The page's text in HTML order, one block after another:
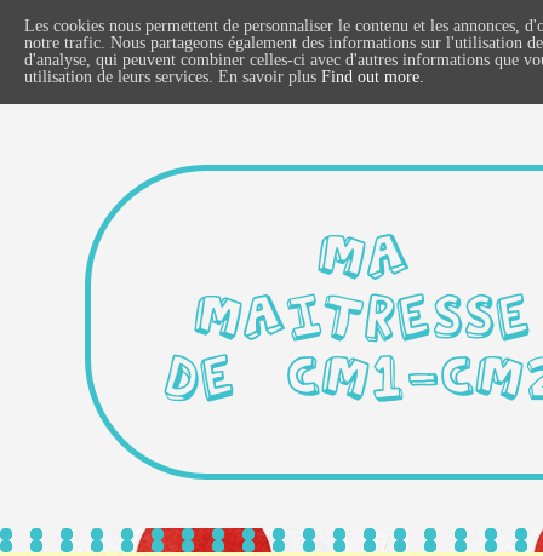
MA
MAITRESSE
DE CM1-
Les cookies nous permettent de personnaliser le contenu et les annonces,
notre trafic. Nous partageons également des informations sur l'utilisation
d'analyse, qui peuvent combiner celles-ci avec d'autres informations que
utilisation de leurs services. En savoir plus Find out more.